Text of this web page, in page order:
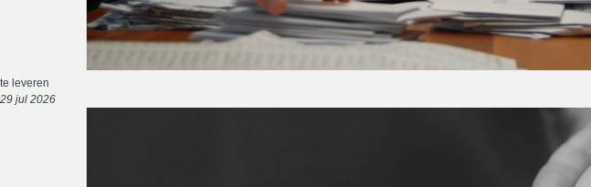
te leveren
29 jul 2026